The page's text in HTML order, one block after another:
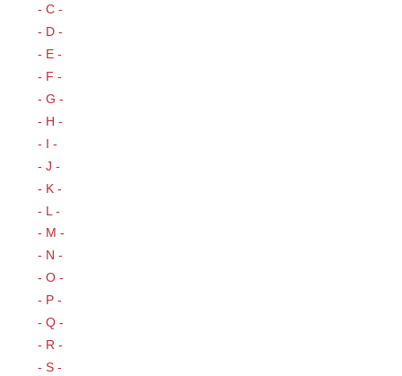
- C -
- D -
- E -
- F -
- G -
- H -
- I -
- J -
- K -
- L -
- M -
- N -
- O -
- P -
- Q -
- R -
- S -